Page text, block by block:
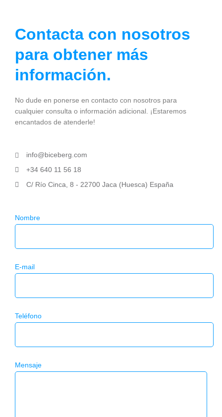
Contacta con nosotros
para obtener más
información.
No dude en ponerse en contacto con nosotros para
cualquier consulta o información adicional. ¡Estaremos
encantados de atenderle!
info@biceberg.com
+34 640 11 56 18
C/ Río Cinca, 8 - 22700 Jaca (Huesca) España
Nombre
E-mail
Teléfono
Mensaje